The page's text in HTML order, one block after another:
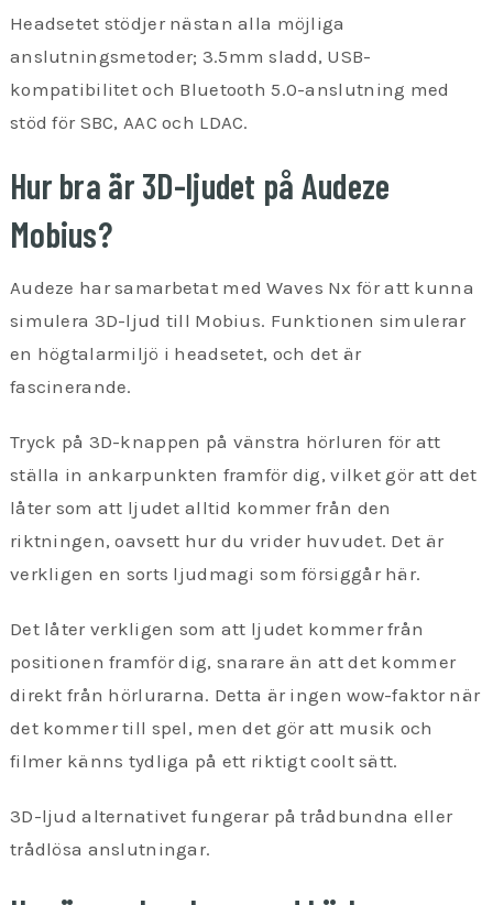
Headsetet stödjer nästan alla möjliga
anslutningsmetoder; 3.5mm sladd, USB-
kompatibilitet och Bluetooth 5.0-anslutning med
stöd för SBC, AAC och LDAC.
Hur bra är 3D-ljudet på Audeze
Mobius?
Audeze har samarbetat med Waves Nx för att kunna
simulera 3D-ljud till Mobius. Funktionen simulerar
en högtalarmiljö i headsetet, och det är
fascinerande.
Tryck på 3D-knappen på vänstra hörluren för att
ställa in ankarpunkten framför dig, vilket gör att det
låter som att ljudet alltid kommer från den
riktningen, oavsett hur du vrider huvudet. Det är
verkligen en sorts ljudmagi som försiggår här.
Det låter verkligen som att ljudet kommer från
positionen framför dig, snarare än att det kommer
direkt från hörlurarna. Detta är ingen wow-faktor när
det kommer till spel, men det gör att musik och
filmer känns tydliga på ett riktigt coolt sätt.
3D-ljud alternativet fungerar på trådbundna eller
trådlösa anslutningar.